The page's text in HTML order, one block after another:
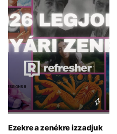
Ezekre a zenékre izzadjuk